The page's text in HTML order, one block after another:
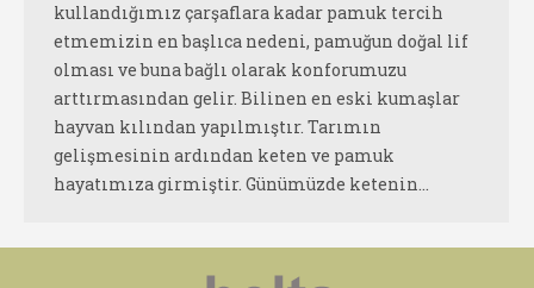
kullandığımız çarşaflara kadar pamuk tercih
etmemizin en başlıca nedeni, pamuğun doğal lif
olması ve buna bağlı olarak konforumuzu
arttırmasından gelir. Bilinen en eski kumaşlar
hayvan kılından yapılmıştır. Tarımın
gelişmesinin ardından keten ve pamuk
hayatımıza girmiştir. Günümüzde ketenin…